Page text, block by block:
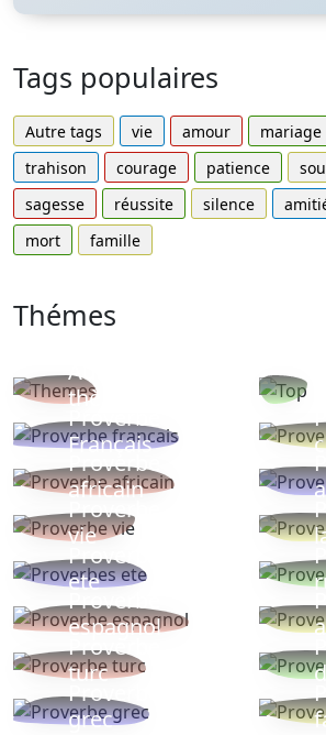
Tags populaires
Autre tags vie amour mariage
trahison
courage patience
sagesse
réussite silence
mort
famille
Thémes
Autres
thèmes
Proverbe
Français
Proverbe
africain
Proverbe
vie
Proverbes
ete
Proverbe
espagnol
Proverbe
turc
Proverbe
grec